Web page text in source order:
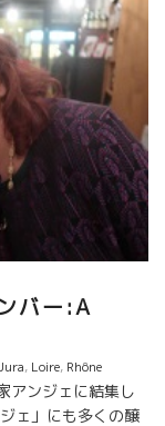
バー:A
, Loire, Rhône
アンジェに結集し
ェ」にも多くの醸